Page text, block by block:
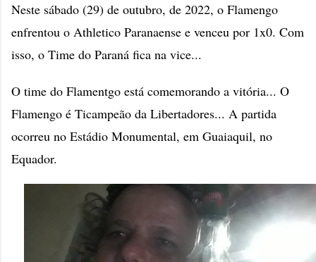
Neste sábado (29) de outubro, de 2022, o Flamengo
enfrentou o Athletico Paranaense e venceu por 1x0. Com
isso, o Time do Paraná fica na vice...
O time do Flamentgo está comemorando a vitória... O
Flamengo é Ticampeão da Libertadores... A partida
ocorreu no Estádio Monumental, em Guaiaquil, no
Equador.